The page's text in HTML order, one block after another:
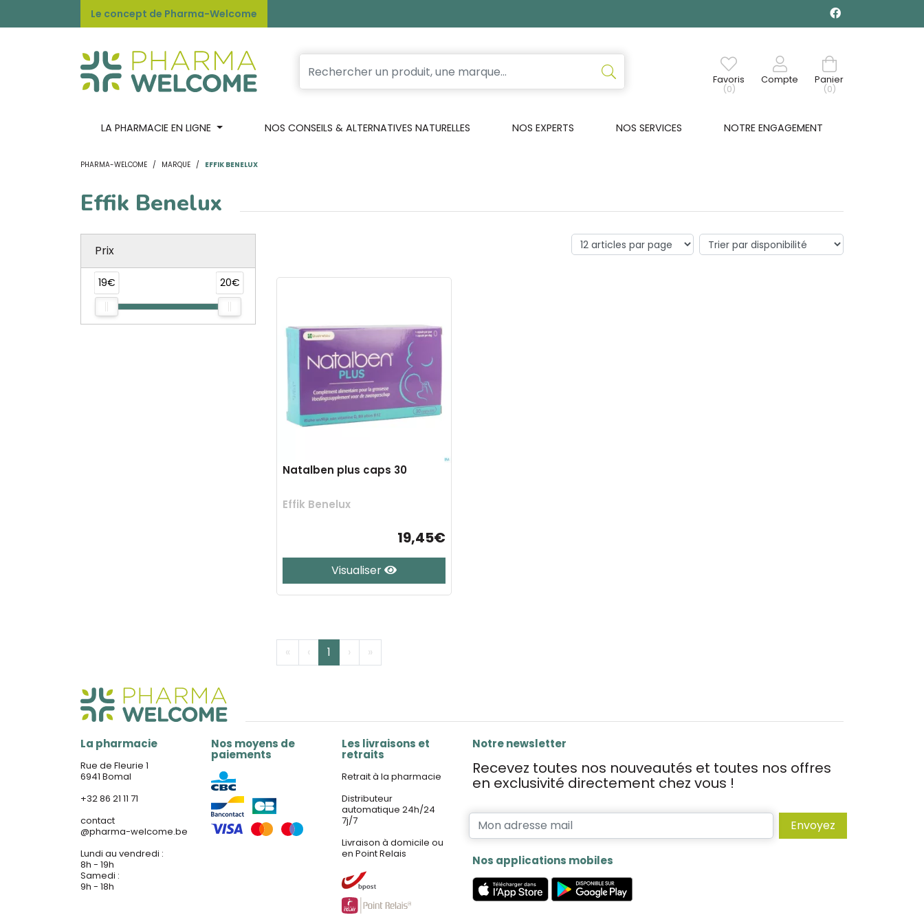
Le concept de Pharma-Welcome
Favoris
(0)
Compte
Panier
(0)
LA PHARMACIE EN LIGNE NOS CONSEILS & ALTERNATIVES NATURELLES NOS EXPERTS NOS SERVICES NOTRE ENGAGEMENT
PHARMA-WELCOME MARQUE EFFIK BENELUX
Effik Benelux
Prix
19€ 20€
Natalben plus caps 30
Effik Benelux
19,45€
Visualiser
« ‹ 1 › »
La pharmacie
Rue de Fleurie 1
6941 Bomal
+32 86 21 11 71
contact
@pharma-welcome.be
Lundi au vendredi :
8h - 19h
Samedi :
9h - 18h
Nos moyens de
paiements
Les livraisons et
retraits
Retrait à la pharmacie
Distributeur
automatique 24h/24
7j/7
Livraison à domicile ou
en Point Relais
Notre newsletter
Recevez toutes nos nouveautés et toutes nos offres
en exclusivité directement chez vous !
Envoyez
Nos applications mobiles